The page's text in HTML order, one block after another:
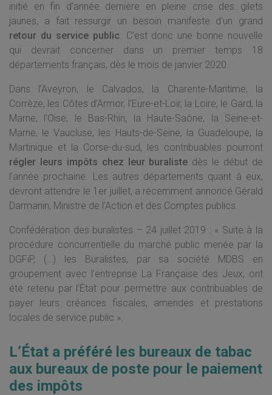
initié en fin d’année dernière en pleine crise des gilets
jaunes, a fait ressurgir un besoin manifeste d’un grand
retour du service public. C’est donc une bonne nouvelle
qui devrait concerner dans un premier temps 18
départements français, dès le mois de janvier 2020.
Dans l’Aveyron, le Calvados, la Charente-Maritime, la
Corrèze, les Côtes d’Armor, l’Eure-et-Loir, la Loire, le Gard, la
Marne, l’Oise, le Bas-Rhin, la Haute-Saône, la Seine-et-
Marne, le Vaucluse, les Hauts-de-Seine, la Guadeloupe, la
Martinique et la Corse-du-sud, les contribuables pourront
régler leurs impôts chez leur buraliste dès le début de
l’année prochaine. Les autres départements quant à eux,
devront attendre le 1er juillet, a récemment annoncé Gérald
Darmanin, Ministre de l’Action et des Comptes publics.
Confédération des buralistes – 24 juillet 2019 : « Suite à la
procédure concurrentielle du marché public menée par la
DGFiP, (…) les Buralistes, par sa société MDBS en
groupement avec l’entreprise La Française des Jeux, ont
été retenu par l’État pour permettre aux contribuables de
payer leurs créances fiscales, amendes et prestations
locales de service public ».
L’État a préféré les bureaux de tabac
aux bureaux de poste pour le paiement
des impôts